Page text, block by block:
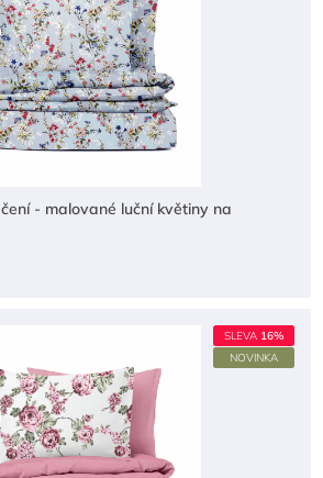
- malované luční květiny na
SLEVA 16%
NOVINKA